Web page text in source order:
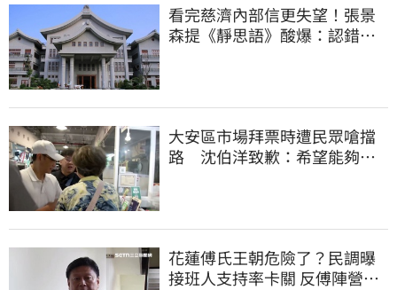
看完慈濟內部信更失望！張景
森提《靜思語》酸爆：認錯有
大安區市場拜票時遭民眾嗆擋
路 沈伯洋致歉：希望能夠精
花蓮傅氏王朝危險了？民調曝
接班人支持率卡關 反傅陣營迎